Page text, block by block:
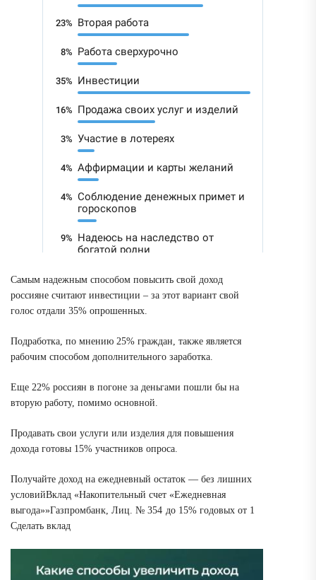
Самым надежным способом повысить свой доход
россияне считают инвестиции – за этот вариант свой
голос отдали 35% опрошенных.
Подработка, по мнению 25% граждан, также является
рабочим способом дополнительного заработка.
Еще 22% россиян в погоне за деньгами пошли бы на
вторую работу, помимо основной.
Продавать свои услуги или изделия для повышения
дохода готовы 15% участников опроса.
Получайте доход на ежедневный остаток — без лишних
условийВклад «Накопительный счет «Ежедневная
выгода»»Газпромбанк, Лиц. № 354 до 15% годовых от 1
Сделать вклад